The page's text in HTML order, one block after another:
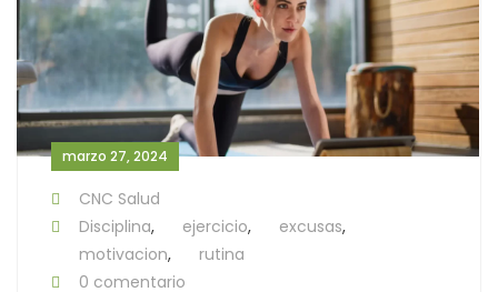
marzo 27, 2024
CNC Salud
Disciplina, ejercicio, excusas,
motivacion,
rutina
0 comentario